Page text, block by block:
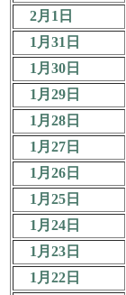
2月1日
1月31日
1月30日
1月29日
1月28日
1月27日
1月26日
1月25日
1月24日
1月23日
1月22日